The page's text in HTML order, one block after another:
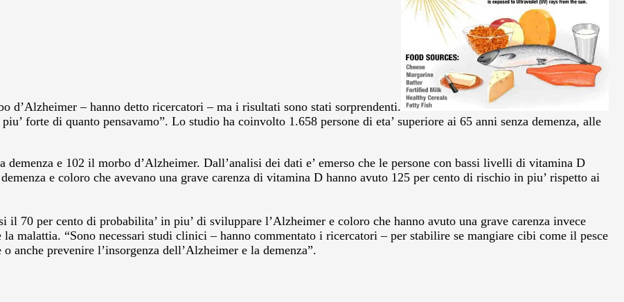
– hanno detto ricercatori – ma i risultati sono stati sorprendenti.
forte di quanto pensavamo”. Lo studio ha coinvolto 1.658 persone di eta’ superiore ai 65 anni senza demenza, alle
e 102 il morbo d’Alzheimer. Dall’analisi dei dati e’ emerso che le persone con bassi livelli di vitamina D
e coloro che avevano una grave carenza di vitamina D hanno avuto 125 per cento di rischio in piu’ rispetto ai
70 per cento di probabilita’ in piu’ di sviluppare l’Alzheimer e coloro che hanno avuto una grave carenza invece
malattia. “Sono necessari studi clinici – hanno commentato i ricercatori – per stabilire se mangiare cibi come il pesce
anche prevenire l’insorgenza dell’Alzheimer e la demenza”.